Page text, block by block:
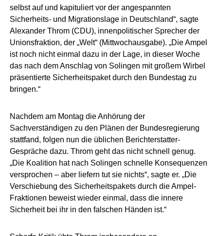
selbst auf und kapituliert vor der angespannten
Sicherheits- und Migrationslage in Deutschland“, sagte
Alexander Throm (CDU), innenpolitischer Sprecher der
Unionsfraktion, der „Welt“ (Mittwochausgabe). „Die Ampel
ist noch nicht einmal dazu in der Lage, in dieser Woche
das nach dem Anschlag von Solingen mit großem Wirbel
präsentierte Sicherheitspaket durch den Bundestag zu
bringen.“
Nachdem am Montag die Anhörung der
Sachverständigen zu den Plänen der Bundesregierung
stattfand, folgen nun die üblichen Berichterstatter-
Gespräche dazu. Throm geht das nicht schnell genug.
„Die Koalition hat nach Solingen schnelle Konsequenzen
versprochen – aber liefern tut sie nichts“, sagte er. „Die
Verschiebung des Sicherheitspakets durch die Ampel-
Fraktionen beweist wieder einmal, dass die innere
Sicherheit bei ihr in den falschen Händen ist.“